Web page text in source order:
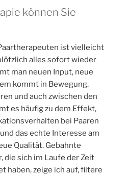
können Sie
ist vielleicht
alles sofort wieder
man neuen Input, neue
kommt in Bewegung.
und auch zwischen den
es häufig zu dem Effekt,
bei Paaren
das echte Interesse am
Qualität. Gebahnte
die sich im Laufe der Zeit
haben, zeige ich auf, filtere